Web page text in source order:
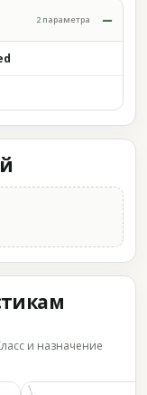
2 параметра
и назначение